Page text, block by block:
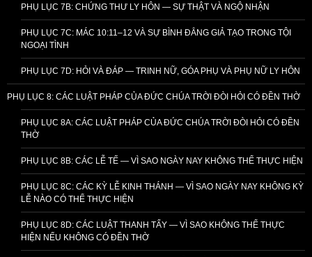
PHỤ LỤC 7B: CHỨNG THƯ LY HÔN — SỰ THẬT VÀ NGỘ NHẬN
PHỤ LỤC 7C: MÁC 10:11–12 VÀ SỰ BÌNH ĐẲNG GIẢ TẠO TRONG TỘI
NGOẠI TÌNH
PHỤ LỤC 7D: HỎI VÀ ĐÁP — TRINH NỮ, GÓA PHỤ VÀ PHỤ NỮ LY HÔN
PHỤ LỤC 8: CÁC LUẬT PHÁP CỦA ĐỨC CHÚA TRỜI ĐÒI HỎI CÓ ĐỀN THỜ
PHỤ LỤC 8A: CÁC LUẬT PHÁP CỦA ĐỨC CHÚA TRỜI ĐÒI HỎI CÓ ĐỀN
THỜ
PHỤ LỤC 8B: CÁC LỄ TẾ — VÌ SAO NGÀY NAY KHÔNG THỂ THỰC HIỆN
PHỤ LỤC 8C: CÁC KỲ LỄ KINH THÁNH — VÌ SAO NGÀY NAY KHÔNG KỲ
LỄ NÀO CÓ THỂ THỰC HIỆN
PHỤ LỤC 8D: CÁC LUẬT THANH TẨY — VÌ SAO KHÔNG THỂ THỰC
HIỆN NẾU KHÔNG CÓ ĐỀN THỜ